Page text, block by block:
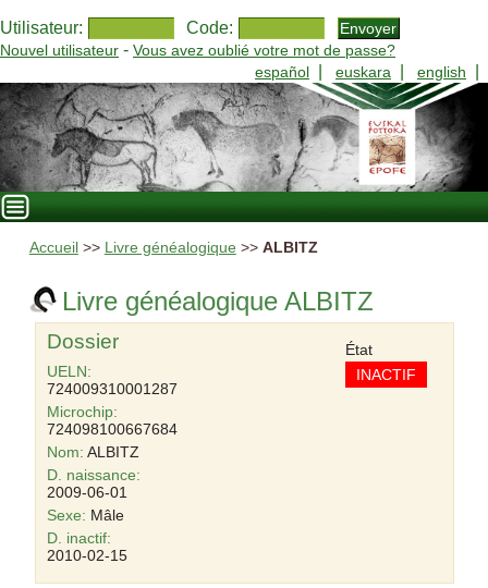
Utilisateur: Code:
Nouvel utilisateur - Vous avez oublié votre mot de passe?
español
euskara english
Accueil >> Livre généalogique >> ALBITZ
Livre généalogique ALBITZ
Dossier
UELN:
724009310001287
Microchip:
724098100667684
Nom: ALBITZ
D. naissance:
2009-06-01
Sexe: Mâle
État
INACTIF
D. inactif:
2010-02-15